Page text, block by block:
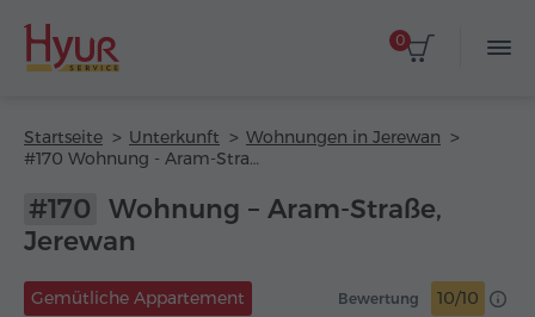
0
Startseite Unterkunft
Wohnungen in Jerewan
#170 Wohnung - Aram-Straße
#170 Wohnung – Aram-Straße,
Jerewan
Gemütliche Appartement Bewertung 10/10